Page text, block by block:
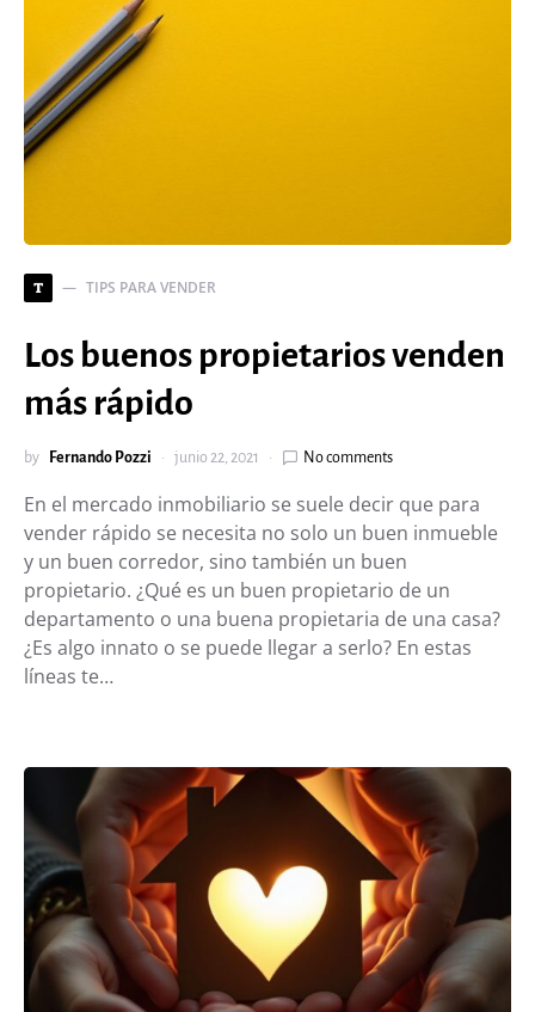
T TIPS PARA VENDER
Los buenos propietarios venden
más rápido
by Fernando Pozzi junio 22, 2021 No comments
En el mercado inmobiliario se suele decir que para
vender rápido se necesita no solo un buen inmueble
y un buen corredor, sino también un buen
propietario. ¿Qué es un buen propietario de un
departamento o una buena propietaria de una casa?
¿Es algo innato o se puede llegar a serlo? En estas
líneas te…